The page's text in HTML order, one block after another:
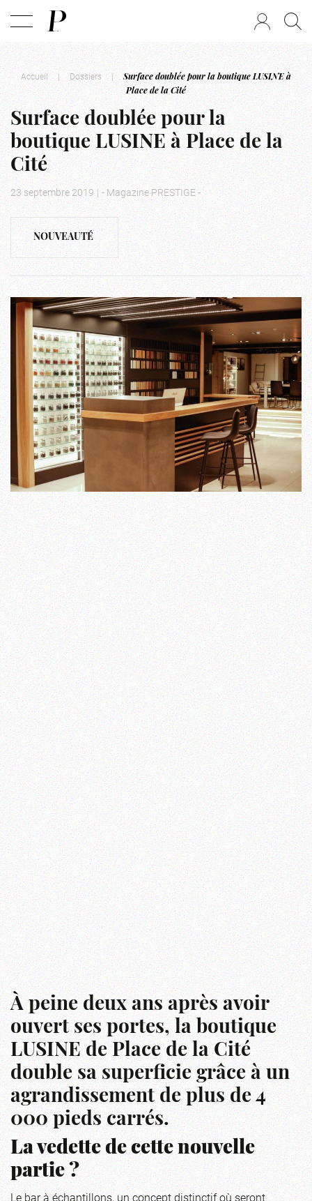
Accueil | Dossiers |
Surface doublée pour la boutique LUSINE à
Place de la Cité
Surface doublée pour la
boutique LUSINE à Place de la
Cité
23 septembre 2019 | - Magazine PRESTIGE -
NOUVEAUTÉ
À peine deux ans après avoir
ouvert ses portes, la boutique
LUSINE de Place de la Cité
double sa superficie grâce à un
agrandissement de plus de 4
000 pieds carrés.
La vedette de cette nouvelle
partie ?
Le bar à échantillons, un concept distinctif où seront